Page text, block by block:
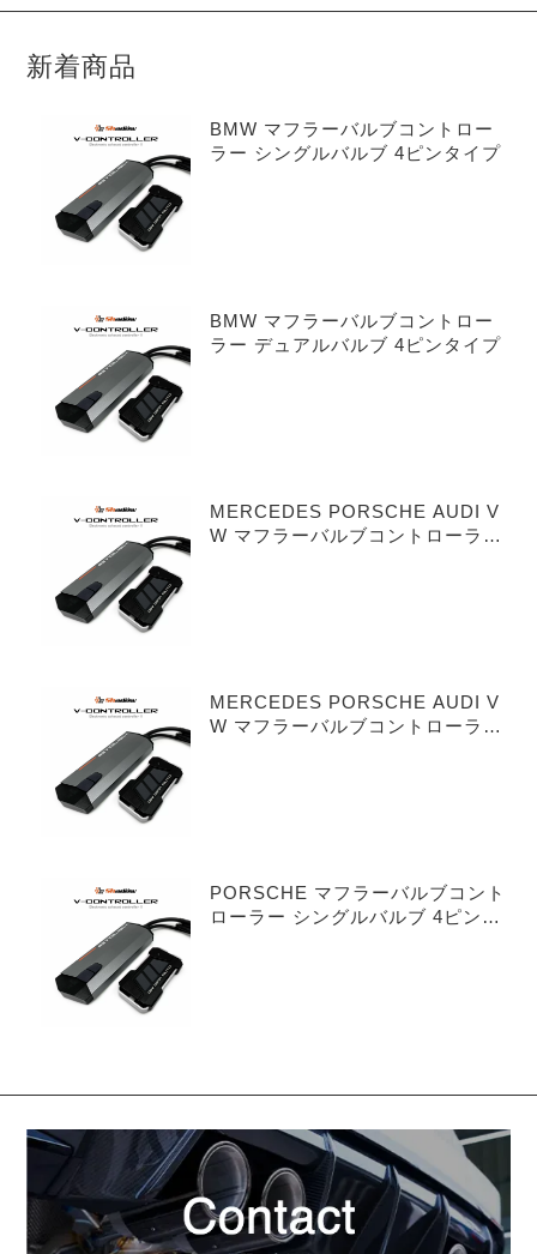
新着商品
BMW マフラーバルブコントロー
ラー シングルバルブ 4ピンタイプ
BMW マフラーバルブコントロー
ラー デュアルバルブ 4ピンタイプ
MERCEDES PORSCHE AUDI V
W マフラーバルブコントローラー
MERCEDES PORSCHE AUDI V
W マフラーバルブコントローラー
PORSCHE マフラーバルブコント
ローラー シングルバルブ 4ピンタ